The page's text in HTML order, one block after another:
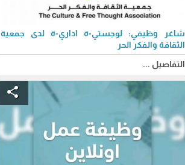
شاغر وظيفي: لوجستي-ة اداري-ة لدى جمعية
الثقافة والفكر الحر
التفاصيل ...
share